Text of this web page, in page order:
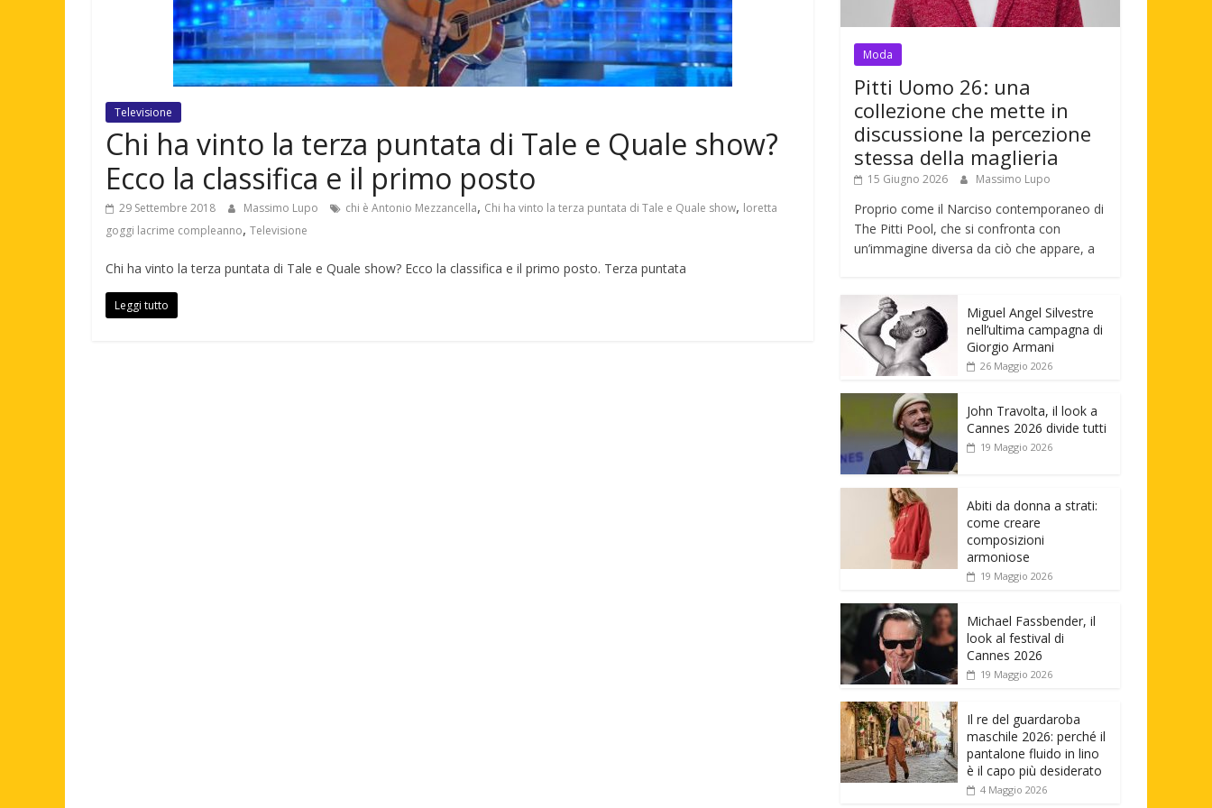
Televisione
Chi ha vinto la terza puntata di Tale e Quale show?
Ecco la classifica e il primo posto
29 Settembre 2018 Massimo Lupo chi è Antonio Mezzancella, Chi ha vinto la terza puntata di Tale e Quale show, loretta
goggi lacrime compleanno, Televisione
Chi ha vinto la terza puntata di Tale e Quale show? Ecco la classifica e il primo posto. Terza puntata
Leggi tutto
Moda
Pitti Uomo 26: una
collezione che mette in
discussione la percezione
stessa della maglieria
15 Giugno 2026 Massimo Lupo
Proprio come il Narciso contemporaneo di
The Pitti Pool, che si confronta con
un’immagine diversa da ciò che appare, a
Miguel Angel Silvestre
nell’ultima campagna di
Giorgio Armani
26 Maggio 2026
John Travolta, il look a
Cannes 2026 divide tutti
19 Maggio 2026
Abiti da donna a strati:
come creare
composizioni
armoniose
19 Maggio 2026
Michael Fassbender, il
look al festival di
Cannes 2026
19 Maggio 2026
Il re del guardaroba
maschile 2026: perché il
pantalone fluido in lino
è il capo più desiderato
4 Maggio 2026